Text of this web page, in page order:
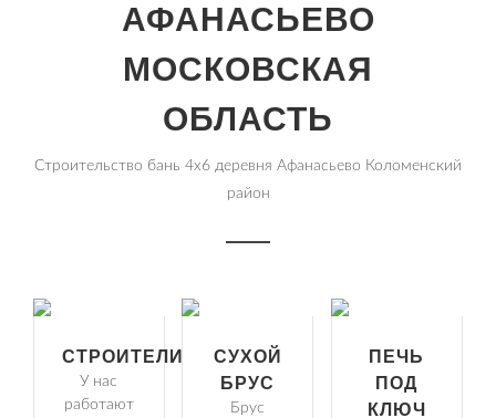
АФАНАСЬЕВО
МОСКОВСКАЯ
ОБЛАСТЬ
Строительство бань 4х6 деревня Афанасьево Коломенский
район
СТРОИТЕЛИ
У нас
работают
СУХОЙ
БРУС
Брус
ПЕЧЬ
ПОД
КЛЮЧ